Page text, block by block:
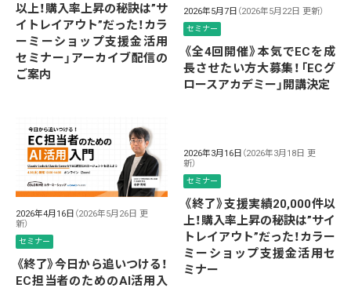
以上！購入率上昇の秘訣は”サ
イトレイアウト”だった！カラ
ーミーショップ支援金活用
セミナー」アーカイブ配信の
ご案内
2026年5月7日 （2026年5月22日 更新）
セミナー
《全4回開催》本気でECを成
長させたい方大募集！「ECグ
ロースアカデミー」開講決定
2026年4月16日 （2026年5月26日 更
新）
セミナー
《終了》今日から追いつける！
EC担当者のためのAI活用入
2026年3月16日 （2026年3月18日 更
新）
セミナー
《終了》支援実績20,000件以
上！購入率上昇の秘訣は”サイ
トレイアウト”だった！カラー
ミーショップ支援金活用セ
ミナー